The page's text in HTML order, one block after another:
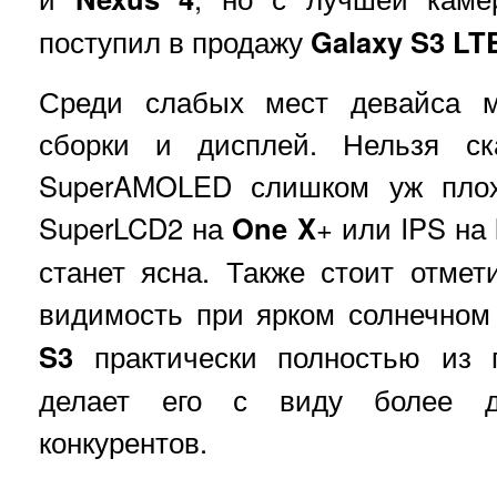
поступил в продажу Galaxy S3
Среди слабых мест девайса
сборки и дисплей. Нельзя
SuperAMOLED слишком уж
SuperLCD2 на One X+ или IPS на
станет ясна. Также стоит
видимость при ярком
S3 практически полностью из
делает его с виду более
конкурентов.